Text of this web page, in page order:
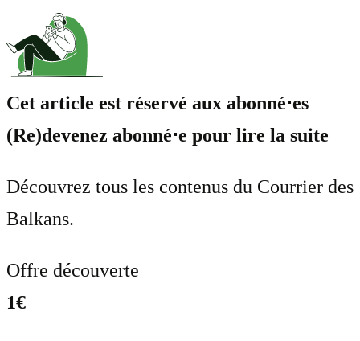
Cet article est réservé aux abonné⋅es
(Re)devenez abonné⋅e pour lire la suite
Découvrez tous les contenus du Courrier des
Balkans.
Offre découverte
1€